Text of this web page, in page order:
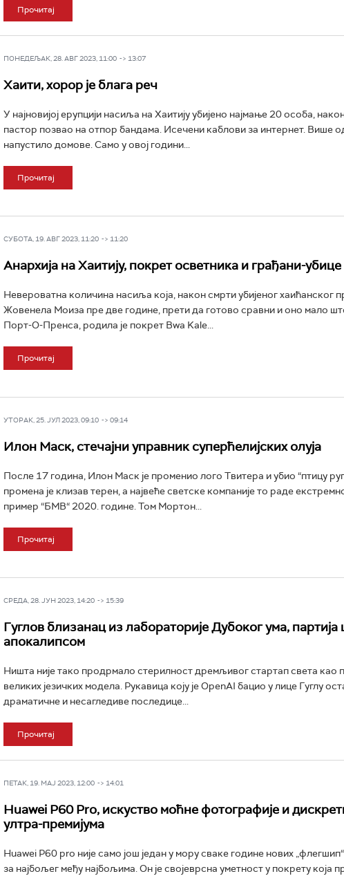
Прочитај
ПОНЕДЕЉАК, 28. АВГ 2023, 11:00 -> 13:07
Хаити, хорор је блага реч
У најновијој ерупцији насиља на Хаитију убијено најмање 20 особа,
пастор позвао на отпор бандама. Исечени каблови за интернет. Више
напустило домове. Само у овој години...
Прочитај
СУБОТА, 19. АВГ 2023, 11:20 -> 11:20
Анархија на Хаитију, покрет осветника и грађани-убице
Невероватна количина насиља која, након смрти убијеног хаићанског
Жовенела Моиза пре две године, прети да готово сравни и оно мало
Порт-О-Пренса, родила је покрет Bwa Kale...
Прочитај
УТОРАК, 25. ЈУЛ 2023, 09:10 -> 09:14
Илон Маск, стечајни управник суперћелијских олуја
После 17 година, Илон Маск је променио лого Твитера и убио “птицу
промена је клизав терен, а највеће светске компаније то раде
пример “БМВ“ 2020. године. Том Мортон...
Прочитај
СРЕДА, 28. ЈУН 2023, 14:20 -> 15:39
Гуглов близанац из лабораторије Дубоког ума, партија
апокалипсом
Ништа није тако продрмало стерилност дремљивог стартап света као
великих језичких модела. Рукавица коју је OpenAI бацио у лице Гуглу
драматичне и несагледиве последице...
Прочитај
ПЕТАК, 19. МАЈ 2023, 12:00 -> 14:01
Huawei P60 Pro, искуство моћне фотографије и
ултра-премијума
Huawei P60 pro није само још један у мору сваке године нових
за најбољег међу најбољима. Он је својеврсна уметност у покрету која